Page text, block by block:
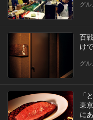
グル
百
け
グル
「
東
に